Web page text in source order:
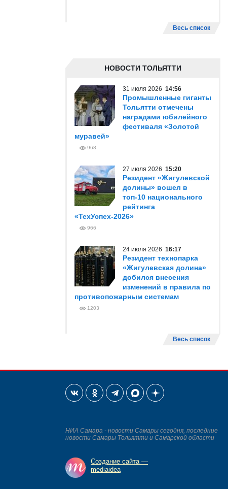
Весь список
НОВОСТИ ТОЛЬЯТТИ
31 июля 2026 14:56
Промышленные гиганты
Тольятти отмечены
наградами юбилейного
фестиваля «Золотой
муравей»
968
27 июля 2026 15:20
Резидент «Жигулевской
долины» вошел в
топ-10 национального
рейтинга
«ТехУспех-2026»
966
24 июля 2026 16:17
Резидент технопарка
«Жигулевская долина»
добился внесения
изменений в правила по
противопожарным системам
1203
Весь список
НИА Самара - новости Самары сегодня, последние
новости Самары Тольятти и Самарской области
Создание сайта —
mediaidea